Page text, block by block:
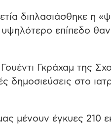
διπλασιάσθηκε η
υψηλότερο επίπεδο
Γκράχαμ της
δημοσιεύσεις στο
μένουν έγκυες 210